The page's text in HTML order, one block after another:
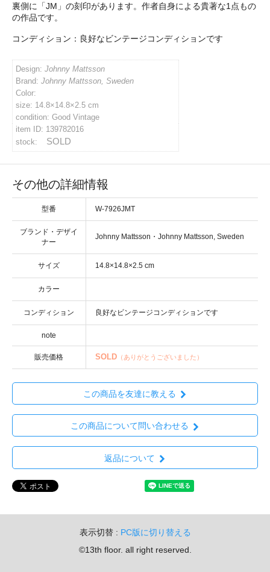
裏側に「JM」の刻印があります。作者自身による貴著な1点もの
の作品です。
コンディション：
Design: Johnny Mattsson
Brand: Johnny Mattsson, Sweden
Color:
size: 14.8×14.8×2.5 cm
condition: Good Vintage
item ID: 139782016
stock:
SOLD
その他の詳細情報
型番 W-7926JMT
ブランド・デザイ
ナー
・
サイズ
カラー
コンディション
note
販売価格 SOLD （ありがとうございました）
この商品を友達に教える
この商品について問い合わせる
返品について
表示切替 : PC版に切り替える
©13th floor. all right reserved.
配送について
ガジン
カウント